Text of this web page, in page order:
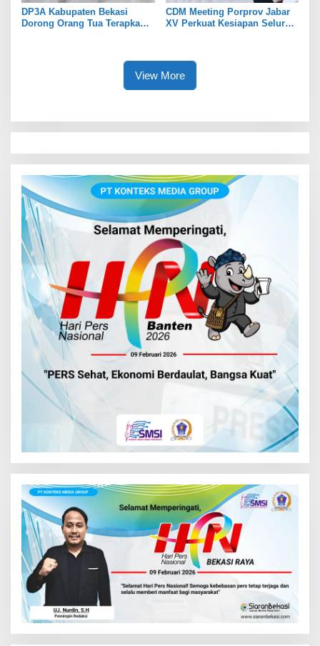
DP3A Kabupaten Bekasi
Dorong Orang Tua Terapkan
CDM Meeting Porprov Jabar
XV Perkuat Kesiapan Seluruh
View More